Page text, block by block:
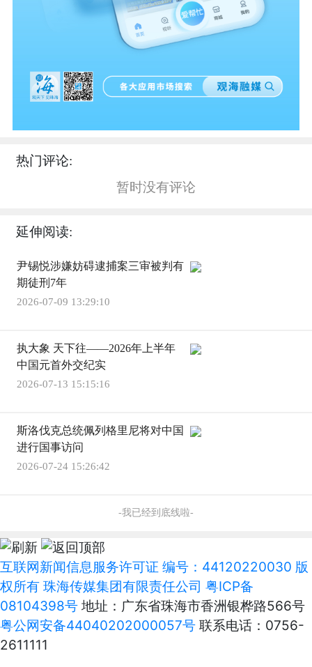
热门评论:
暂时没有评论
延伸阅读:
尹锡悦涉嫌妨碍逮捕案三审被判有
期徒刑7年
2026-07-09 13:29:10
执大象 天下往——2026年上半年
中国元首外交纪实
2026-07-13 15:15:16
斯洛伐克总统佩列格里尼将对中国
进行国事访问
2026-07-24 15:26:42
-我已经到底线啦-
互联网新闻信息服务许可证 编号：44120220030 版
权所有 珠海传媒集团有限责任公司 粤ICP备
08104398号 地址：广东省珠海市香洲银桦路566号
粤公网安备44040202000057号 联系电话：0756-
2611111